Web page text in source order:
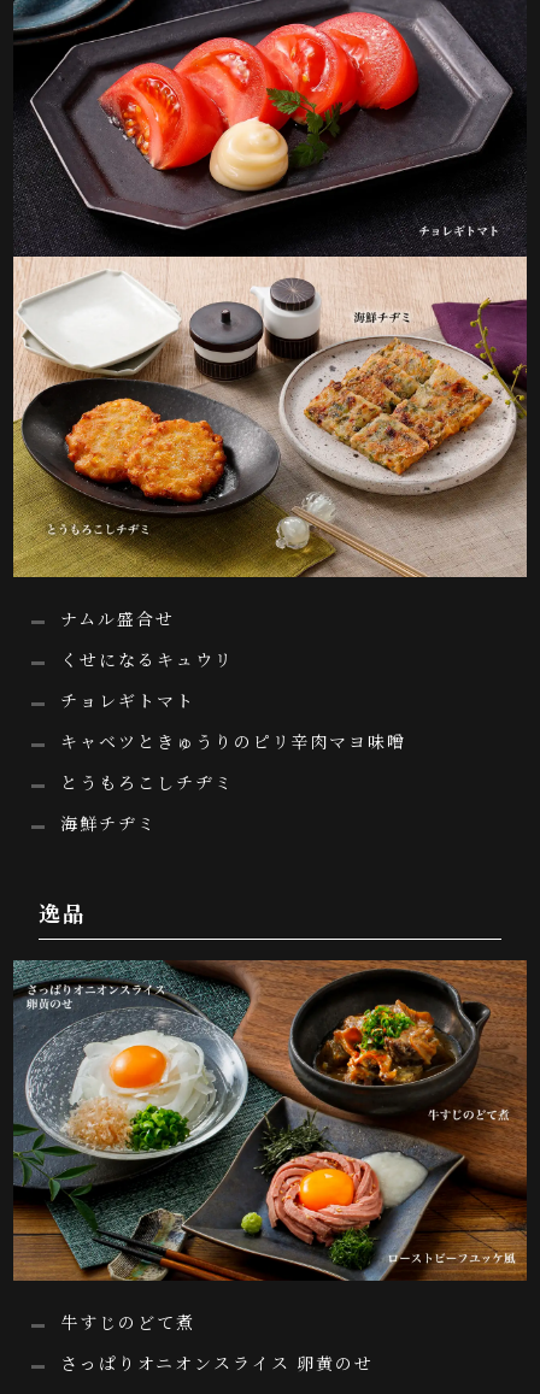
ナムル盛合せ
くせになるキュウリ
チョレギトマト
キャベツときゅうりのピリ辛肉マヨ味噌
とうもろこしチヂミ
海鮮チヂミ
逸品
牛すじのどて煮
さっぱりオニオンスライス 卵黄のせ